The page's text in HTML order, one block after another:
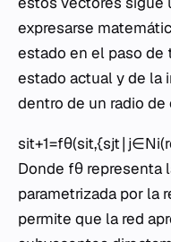
expresarse
estado en el paso de
estado actual y de la
dentro de un radio de
Donde fθ​ representa
parametrizada por la
permite que la red